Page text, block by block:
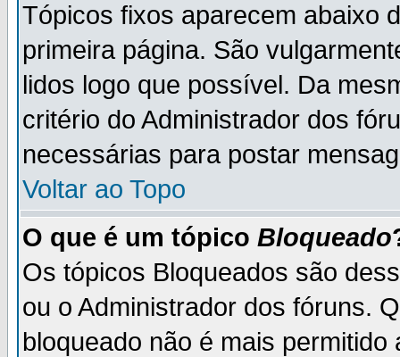
Tópicos fixos aparecem abaixo
primeira página. São
lidos logo que possível. Da
critério do Administrador dos
necessárias para postar
Voltar ao Topo
O que é um tópico Bloqueado
Os tópicos Bloqueados são
ou o Administrador dos fóruns.
bloqueado não é mais